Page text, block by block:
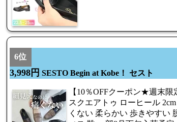
6位
3,998円 SESTO Begin at Kobe！ セスト
【10％OFFクーポン★週末
スクエアトゥ ローヒール
くない 柔らかい 歩きやすい